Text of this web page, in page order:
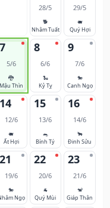
28/5
🐕
Nhâm Tuất
29/5
🐖
Quý Hợi
7
5/6
🐉
Mậu Thìn
8
6/6
🐍
Kỷ Tỵ
9
7/6
🐎
Canh Ngọ
14
12/6
🐖
Ất Hợi
15
13/6
🐀
Bính Tý
16
14/6
🐂
Đinh Sửu
21
19/6
🐎
Ngọ
22
20/6
🐐
Quý Mùi
23
21/6
🐒
Giáp Thân